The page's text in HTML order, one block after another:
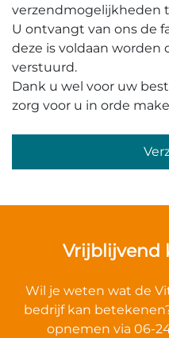
verzendmogelijkheden
U ontvangt van ons de
deze is voldaan worden
verstuurd.
Dank u wel voor uw
zorg voor u in orde
Vrijblijvend
Wil je weten wat de
bedrijf kan
opnemen via 06-